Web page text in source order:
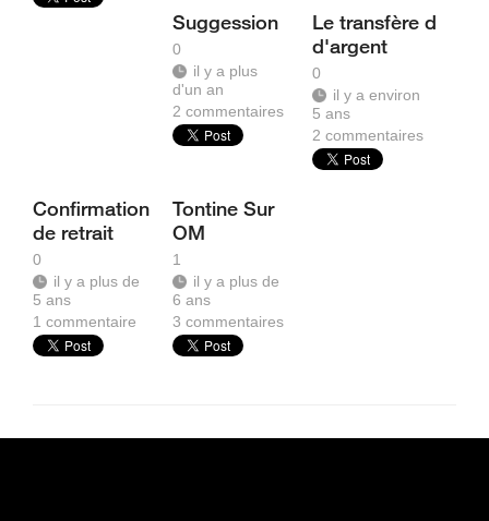
Suggession
0
il y a plus
d'un an
2commentaires
Le transfère d
d'argent
0
il y a environ
5 ans
2commentaires
Confirmation
de retrait
0
il y a plus de
5 ans
1 commentaire
Tontine Sur
OM
1
il y a plus de
6 ans
3commentaires